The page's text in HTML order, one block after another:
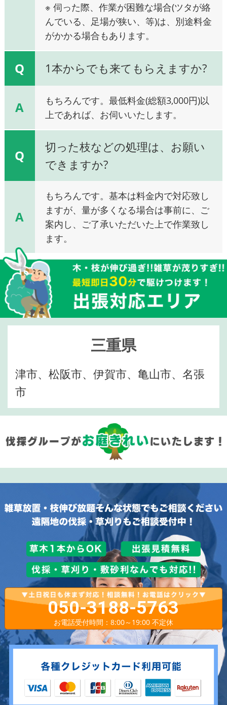
※ 伺った際、作業が困難な場合(ツタが絡
んでいる、足場が狭い、等)は、別途料金
がかかる場合もあります。
Q 1本からでも来てもらえますか?
A
もちろんです。最低料金(総額3,000円)以
上であれば、お伺いいたします。
Q
切った枝などの処理は、お願い
できますか?
A
もちろんです。基本は料金内で対応致し
ますが、量が多くなる場合は事前に、ご
案内し、ご了承いただいた上で作業致し
ます。
三重県
津市、松阪市、伊賀市、亀山市、名張
市
050-3188-5763
お電話受付時間：8:00～19:00 不定休